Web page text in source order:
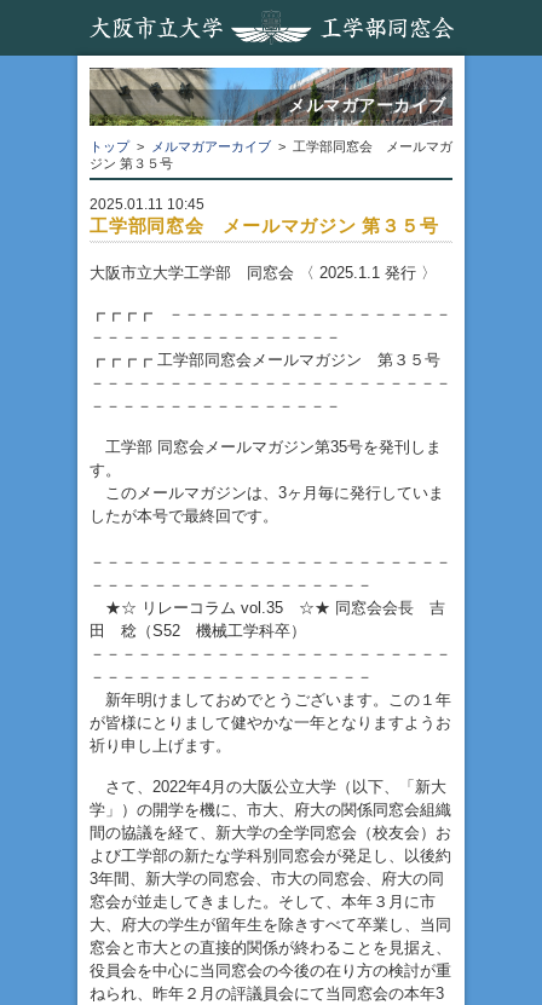
メルマガアーカイブ
トップ > メルマガアーカイブ > 工学部同窓会 メールマガ
ジン 第３５号
2025.01.11 10:45
工学部同窓会 メールマガジン 第３５号
大阪市立大学工学部 同窓会 〈 2025.1.1 発行 〉
┏┏┏┏ －－－－－－－－－－－－－－－－－－
－－－－－－－－－－－－－－－－
┏┏┏┏ 工学部同窓会メールマガジン 第３５号
－－－－－－－－－－－－－－－－－－－－－－－
－－－－－－－－－－－－－－－－
工学部 同窓会メールマガジン第35号を発刊しま
す。
このメールマガジンは、3ヶ月毎に発行していま
したが本号で最終回です。
－－－－－－－－－－－－－－－－－－－－－－－
－－－－－－－－－－－－－－－－－－
★☆ リレーコラム vol.35 ☆★ 同窓会会長 吉
田 稔（S52 機械工学科卒）
－－－－－－－－－－－－－－－－－－－－－－－
－－－－－－－－－－－－－－－－－－
新年明けましておめでとうございます。この１年
が皆様にとりまして健やかな一年となりますようお
祈り申し上げます。
さて、2022年4月の大阪公立大学（以下、「新大
学」）の開学を機に、市大、府大の関係同窓会組織
間の協議を経て、新大学の全学同窓会（校友会）お
よび工学部の新たな学科別同窓会が発足し、以後約
3年間、新大学の同窓会、市大の同窓会、府大の同
窓会が並走してきました。そして、本年３月に市
大、府大の学生が留年生を除きすべて卒業し、当同
窓会と市大との直接的関係が終わることを見据え、
役員会を中心に当同窓会の今後の在り方の検討が重
ねられ、昨年２月の評議員会にて当同窓会の本年3